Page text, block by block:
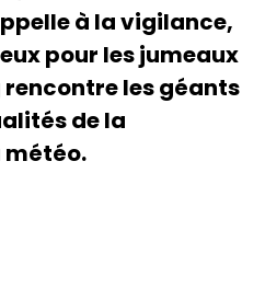
à la vigilance,
pour les jumeaux
les géants
de la